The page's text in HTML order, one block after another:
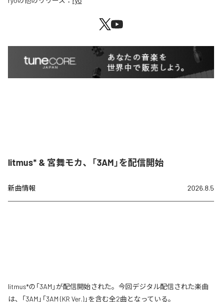
litmus* & 宮舞モカ、「3AM」を配信開始
新曲情報 2026.8.5
litmus*の「3AM」が配信開始された。今回デジタル配信された楽曲
は、「3AM」「3AM (KR Ver.)」を含む全2曲となっている。